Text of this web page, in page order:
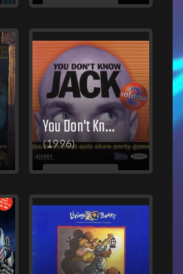
MEHR
You Don't Know Jack: Volume 2
(1996)
MEHR